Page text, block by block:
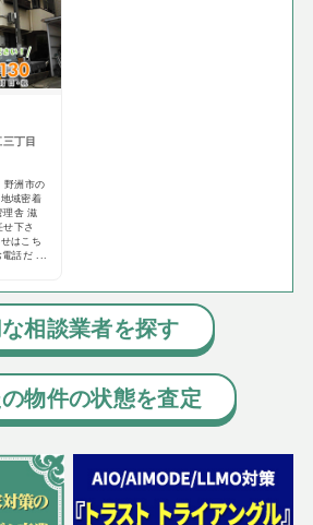
丁目
野洲市の
域密着
理舎 滋
下さ
はこち
話だ ...
相談業者を探す
物件の状態を査定